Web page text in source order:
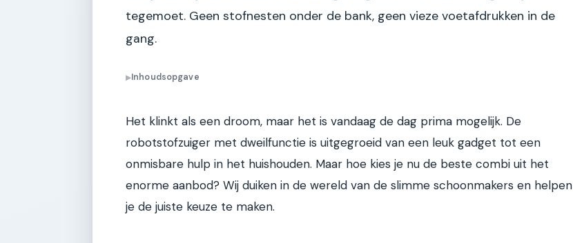
tegemoet. Geen stofnesten onder de bank, geen vieze voetafdrukken in de
gang.
▶Inhoudsopgave
Het klinkt als een droom, maar het is vandaag de dag prima mogelijk. De
robotstofzuiger met dweilfunctie is uitgegroeid van een leuk gadget tot een
onmisbare hulp in het huishouden. Maar hoe kies je nu de beste combi uit het
enorme aanbod? Wij duiken in de wereld van de slimme schoonmakers en helpen
je de juiste keuze te maken.